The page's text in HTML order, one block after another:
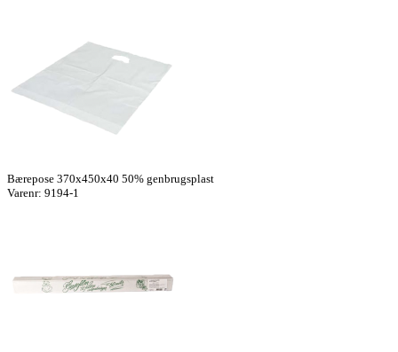
Bærepose 370x450x40 50% genbrugsplast
Varenr: 9194-1